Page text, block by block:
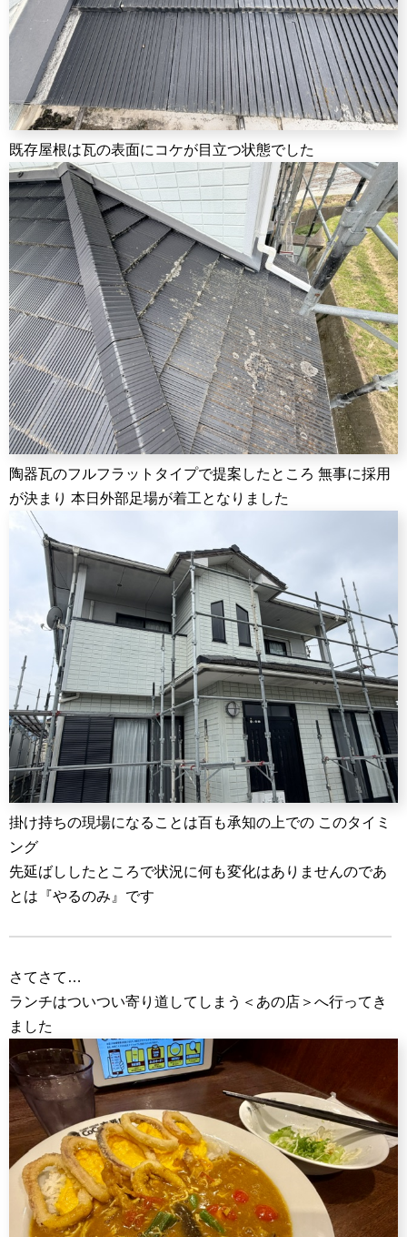
既存屋根は瓦の表面にコケが目立つ状態でした
陶器瓦のフルフラットタイプで提案したところ 無事に採用
が決まり 本日外部足場が着工となりました
掛け持ちの現場になることは百も承知の上での このタイミ
ング
先延ばししたところで状況に何も変化はありませんのであ
とは『やるのみ』です
さてさて…
ランチはついつい寄り道してしまう＜あの店＞へ行ってき
ました